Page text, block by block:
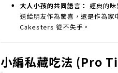
大人小孩的共同語言： 經典的
送給朋友作為驚喜，還是作為家
Cakesters 從不失手。
小編私藏吃法 (Pro